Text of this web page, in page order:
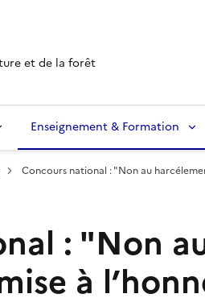
et de la forêt
Enseignement & Formation
Concours national : "Non au
: "Non
à